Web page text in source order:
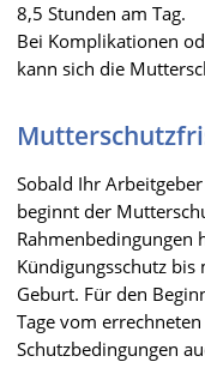
8,5 Stunden am Tag.
Bei Komplikationen
kann sich die
Sobald Ihr
beginnt der
Rahmenbedingungen
Kündigungsschutz
Geburt. Für den
Tage vom
Schutzbedingungen